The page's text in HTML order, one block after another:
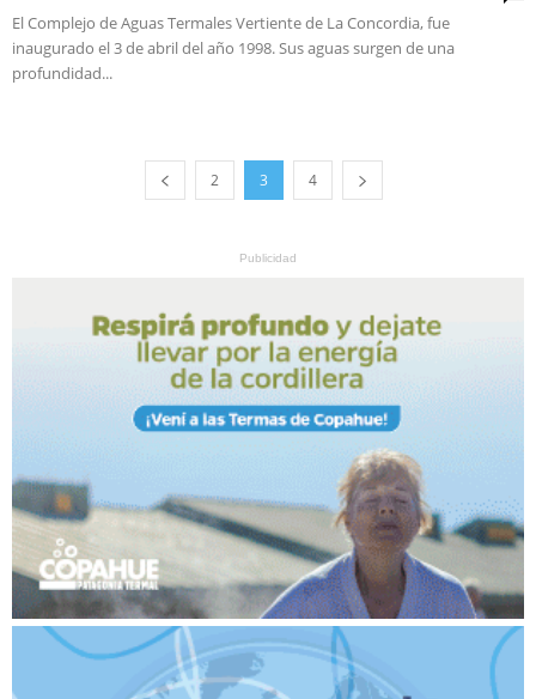
El Complejo de Aguas Termales Vertiente de La Concordia, fue
inaugurado el 3 de abril del año 1998. Sus aguas surgen de una
profundidad...
2 3 4
Publicidad